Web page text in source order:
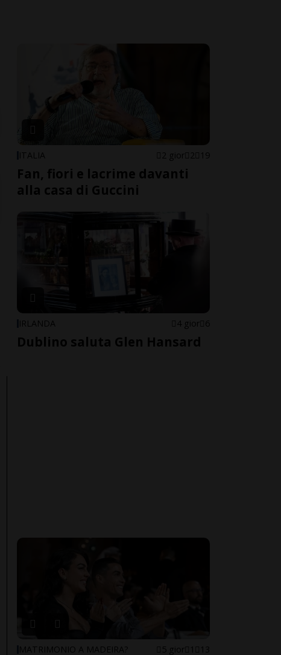
ITALIA 2 gior 2 19
Fan, fiori e lacrime davanti
alla casa di Guccini
IRLANDA 4 gior 6
Dublino saluta Glen Hansard
MATRIMONIO A MADEIRA? 5 gior 1 13